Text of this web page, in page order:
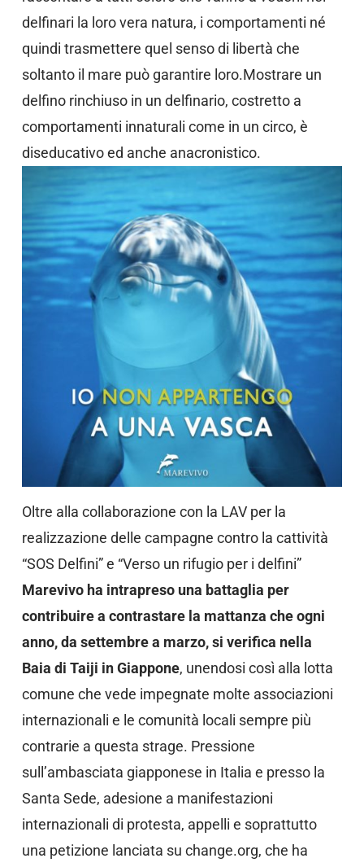
delfinari la loro vera natura, i comportamenti né
quindi trasmettere quel senso di libertà che
soltanto il mare può garantire loro.Mostrare un
delfino rinchiuso in un delfinario, costretto a
comportamenti innaturali come in un circo, è
diseducativo ed anche anacronistico.
Oltre alla collaborazione con la LAV per la
realizzazione delle campagne contro la cattività
“SOS Delfini” e “Verso un rifugio per i delfini”
Marevivo ha intrapreso una battaglia per
contribuire a contrastare la mattanza che ogni
anno, da settembre a marzo, si verifica nella
Baia di Taiji in Giappone, unendosi così alla lotta
comune che vede impegnate molte associazioni
internazionali e le comunità locali sempre più
contrarie a questa strage. Pressione
sull’ambasciata giapponese in Italia e presso la
Santa Sede, adesione a manifestazioni
internazionali di protesta, appelli e soprattutto
una petizione lanciata su change.org, che ha